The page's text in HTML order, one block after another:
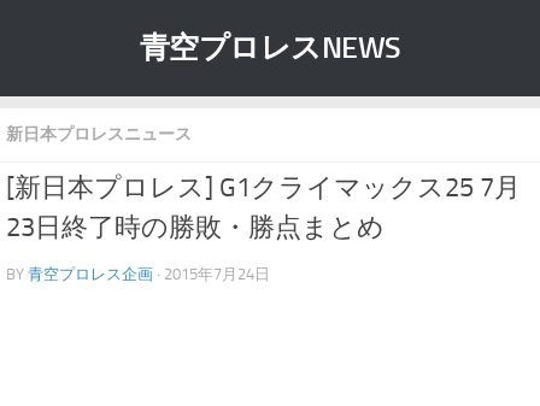
青空プロレスNEWS
新日本プロレスニュース
[新日本プロレス] G1クライマックス25 7月
23日終了時の勝敗・勝点まとめ
BY 青空プロレス企画 · 2015年7月24日